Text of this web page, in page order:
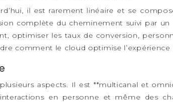
il est rarement linéaire et se
complète du cheminement suivi par
optimiser les taux de conversion,
comment le cloud optimise
aspects. Il est **multicanal et
en personne et même des